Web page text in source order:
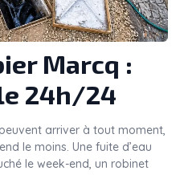
Marcq :
24h/24
arriver à tout moment,
le moins. Une fuite d’eau
le week-end, un robinet